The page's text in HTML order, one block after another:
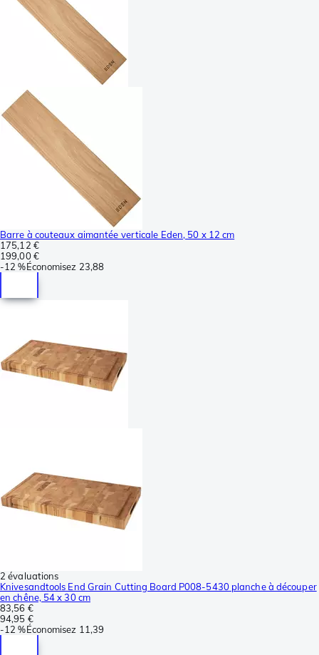
Barre à couteaux aimantée verticale Eden, 50 x 12 cm
175,12 €
199,00 €
-12 %Économisez 23,88
2 évaluations
Knivesandtools End Grain Cutting Board P008-5430 planche à découper
en chêne, 54 x 30 cm
83,56 €
94,95 €
-12 %Économisez 11,39